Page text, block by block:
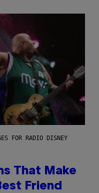
FOR RADIO DISNEY
That Make
Friend